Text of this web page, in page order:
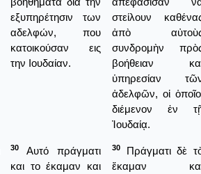
εξυπηρέτησιν των
αδελφών, που
κατοικούσαν εις
την Ιουδαίαν.
στείλουν
ἀπὸ
συνδρομὴν
βοήθειαν
ὑπηρεσίαν
ἀδελφῶν, οἱ
διέμενον ἐν
Ἰουδαίᾳ.
30
Αυτό πράγματι
και το έκαμαν και
30
Πράγματι δὲ
ἔκαμαν